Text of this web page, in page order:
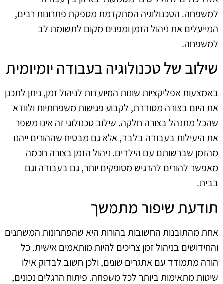
למשפחה. הטכנולוגיה המתקדמת מספקת פתרונות רבים,
המייעלים את ניהול הזמן ומפנים מקום לתשומת לב
למשפחה.
שילוב של טכנולוגיה בעבודה יומיומית
באמצעות אפליקציות שונות המיועדות לניהול זמן, ניתן לתכנן
את היום בצורה מסודרת, לקבוע פגישות משפחתיות ולוודא
שהכל מתנהל בצורה חלקה. שילוב טכנולוגי זה אינו משפר
את היעילות בעבודה בלבד, אלא גם מבטיח שההורים ייהנו
מהזמן שברשותם עם הילדים. ניהול הזמן בצורה חכמה
מאפשר להורים להרגיש מסופקים יותר, גם בעבודה וגם
בבית.
תודעת שיפור מתמשך
אחת מהתובנות החשובות בהורות היא שהפתרונות המשתנים
והחידושים בניהול זמן צריכים להיות מותאמים אישית. כל
הורה מתמודד עם אתגרים שונים, ולכן חשוב לבדוק אילו
שיטות מתאימות ביותר לכל משפחה. פיתוח הרגלים נכונים,